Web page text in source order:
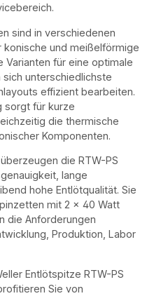
sind in verschiedenen
konische und meißelförmige
für eine optimale
sich unterschiedlichste
effizient bearbeiten.
sorgt für kurze
die thermische
Komponenten.
die RTW-PS
lange
hohe Entlötqualität. Sie
mit 2 × 40 Watt
die Anforderungen
Produktion, Labor
Entlötspitze RTW-PS
Sie von